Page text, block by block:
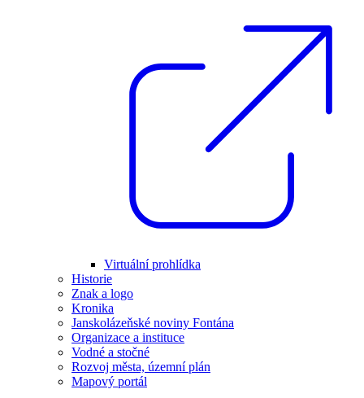
Virtuální prohlídka
Historie
Znak a logo
Kronika
Janskolázeňské noviny Fontána
Organizace a instituce
Vodné a stočné
Rozvoj města, územní plán
Mapový portál